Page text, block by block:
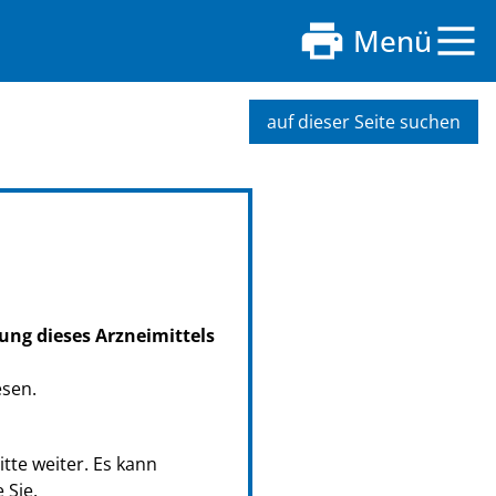
Menü
auf dieser Seite suchen
dieses Arzneimittels
weiter. Es kann
Sie.